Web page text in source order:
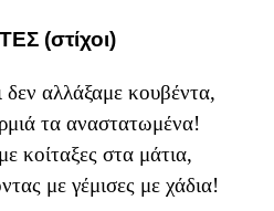
(στίχοι)
αλλάξαμε κουβέντα,
τα αναστατωμένα!
κοίταξες στα μάτια,
με γέμισες με χάδια!